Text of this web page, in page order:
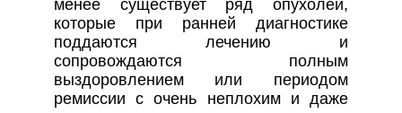
менее существует ряд опухолей,
которые при ранней диагностике
поддаются лечению и
сопровождаются полным
выздоровлением или периодом
ремиссии с очень неплохим и даже